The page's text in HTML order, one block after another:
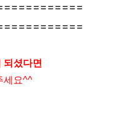
되셨다면
세요^^